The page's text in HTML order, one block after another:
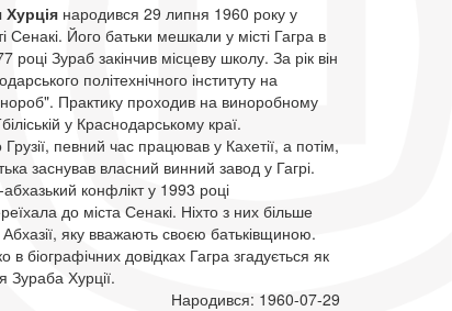
Хурція народився 29 липня 1960 року у
Сенакі. Його батьки мешкали у місті Гагра в
році Зураб закінчив місцеву школу. За рік він
політехнічного інституту на
Практику проходив на виноробному
у Краснодарському краї.
певний час працював у Кахетії, а потім,
заснував власний винний завод у Гагрі.
конфлікт у 1993 році
до міста Сенакі. Ніхто з них більше
яку вважають своєю батьківщиною.
в біографічних довідках Гагра згадується як
Зураба Хурції.
Народився: 1960-07-29